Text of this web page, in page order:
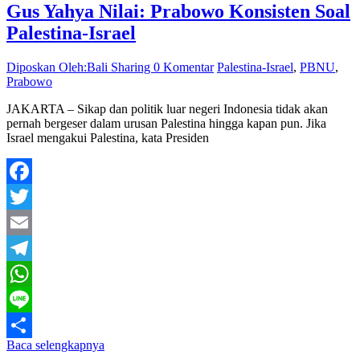
Gus Yahya Nilai: Prabowo Konsisten Soal
Palestina-Israel
Diposkan Oleh:Bali Sharing 0 Komentar Palestina-Israel, PBNU,
Prabowo
JAKARTA – Sikap dan politik luar negeri Indonesia tidak akan
pernah bergeser dalam urusan Palestina hingga kapan pun. Jika
Israel mengakui Palestina, kata Presiden
Facebook
Twitter
Email
Telegram
WhatsApp
Line
Share
Baca selengkapnya